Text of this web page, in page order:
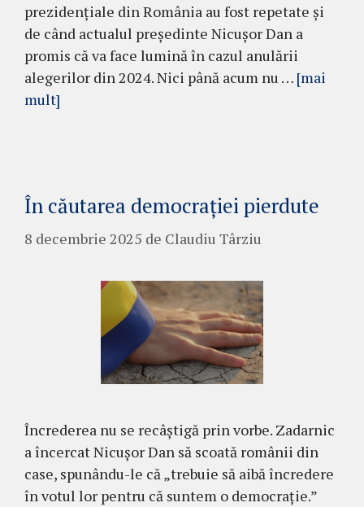
prezidențiale din România au fost repetate și
de când actualul președinte Nicușor Dan a
promis că va face lumină în cazul anulării
alegerilor din 2024. Nici până acum nu … [mai
mult]
În căutarea democrației pierdute
8 decembrie 2025 de Claudiu Târziu
Încrederea nu se recâștigă prin vorbe. Zadarnic
a încercat Nicușor Dan să scoată românii din
case, spunându-le că „trebuie să aibă încredere
în votul lor pentru că suntem o democrație.”